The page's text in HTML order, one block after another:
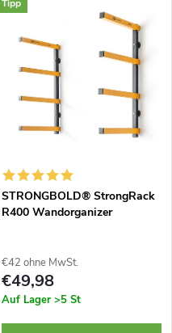
Tipp
STRONGBOLD® StrongRack
R400 Wandorganizer
€42 ohne MwSt.
€49,98
Auf Lager >5 St